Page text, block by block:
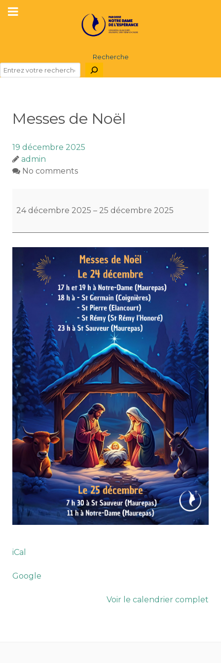
Recherche
Messes de Noël
19 décembre 2025
admin
No comments
de
24 décembre 2025 – 25 décembre 2025
iCal
Google
Voir le calendrier complet